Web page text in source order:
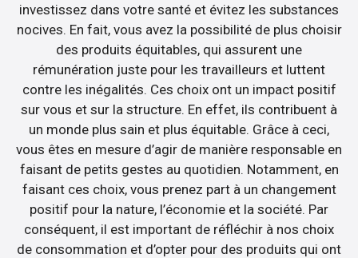
investissez dans votre santé et évitez les substances
nocives. En fait, vous avez la possibilité de plus choisir
des produits équitables, qui assurent une
rémunération juste pour les travailleurs et luttent
contre les inégalités. Ces choix ont un impact positif
sur vous et sur la structure. En effet, ils contribuent à
un monde plus sain et plus équitable. Grâce à ceci,
vous êtes en mesure d’agir de manière responsable en
faisant de petits gestes au quotidien. Notamment, en
faisant ces choix, vous prenez part à un changement
positif pour la nature, l’économie et la société. Par
conséquent, il est important de réfléchir à nos choix
de consommation et d’opter pour des produits qui ont